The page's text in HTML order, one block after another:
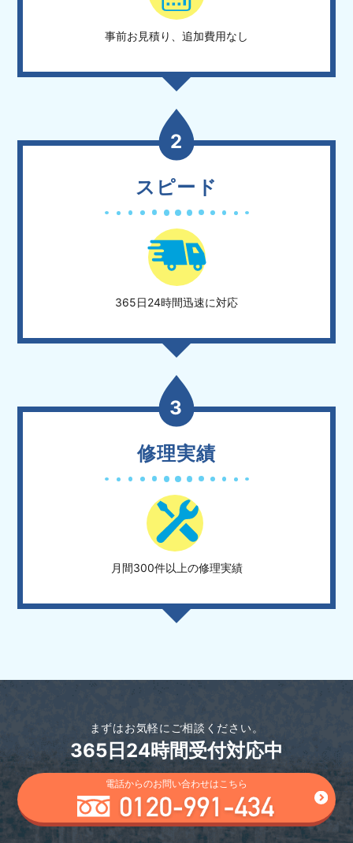
事前お見積り、追加費用なし
2
スピード
365日24時間迅速に対応
3
修理実績
月間300件以上の修理実績
まずはお気軽にご相談ください。
365日24時間受付対応中
電話からのお問い合わせはこちら